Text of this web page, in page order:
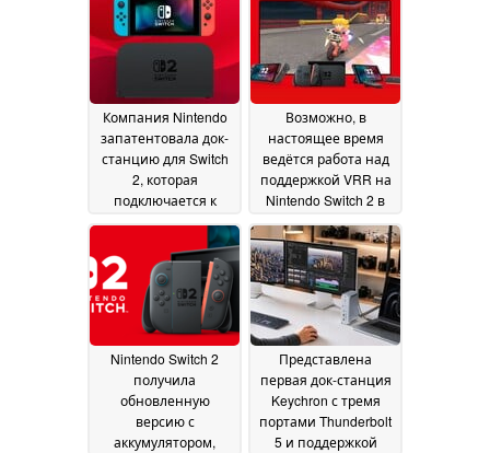
Компания Nintendo
запатентовала док-
станцию для Switch
2, которая
подключается к
Switch для зарядки и
просмотра видео17
July 2026
Возможно, в
настоящее время
ведётся работа над
поддержкой VRR на
Nintendo Switch 2 в
подключения к док-
станции11 July 2026
Nintendo Switch 2
получила
обновленную
версию с
аккумулятором,
Представлена
первая док-станция
Keychron с тремя
портами Thunderbolt
5 и поддержкой